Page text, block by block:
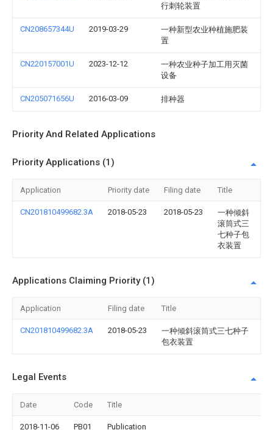
行刺轮装置
CN208657344U 2019-03-29
一种新型农业种植施肥装
置
CN220157001U 2023-12-12
一种农业种子加工用灭菌
设备
CN205071656U 2016-03-09 排种器
Priority And Related Applications
Priority Applications (1)
Application Priority date Filing date Title
CN201810499682.3A 2018-05-23 2018-05-23
一种倾斜
滚筒式三
七种子包
衣装置
Applications Claiming Priority (1)
Application Filing date Title
CN201810499682.3A 2018-05-23
一种倾斜滚筒式三七种子
包衣装置
Legal Events
Date Code Title
2018-11-06 PB01 Publication